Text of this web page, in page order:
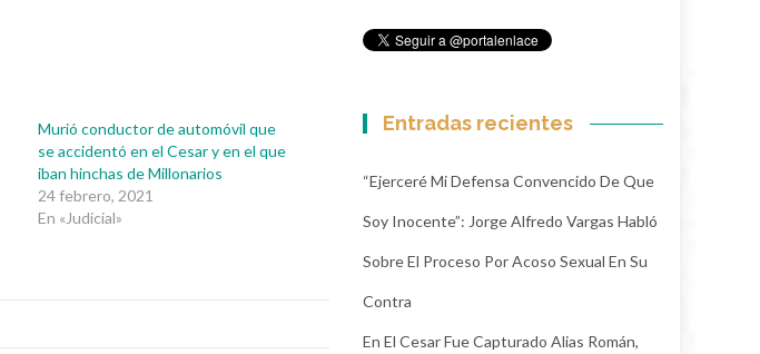
Murió conductor de automóvil que
se accidentó en el Cesar y en el que
iban hinchas de Millonarios
24 febrero, 2021
En «Judicial»
Entradas recientes
“Ejerceré Mi Defensa Convencido De Que
Soy Inocente”: Jorge Alfredo Vargas Habló
Sobre El Proceso Por Acoso Sexual En Su
Contra
En El Cesar Fue Capturado Alias Román,